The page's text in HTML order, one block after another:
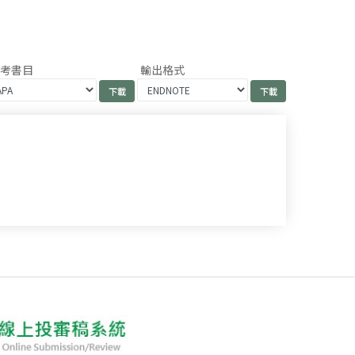
書目 輸出格式